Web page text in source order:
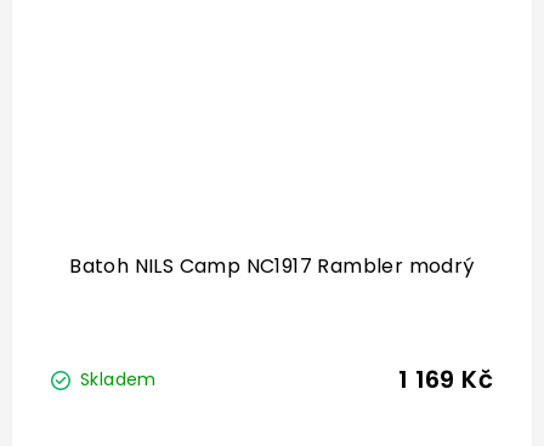
Batoh NILS Camp NC1917 Rambler modrý
Skladem 1 169 Kč